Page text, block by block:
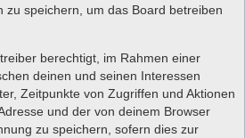
zu speichern, um das Board betreiben
berechtigt, im Rahmen einer
deinen und seinen Interessen
Zeitpunkte von Zugriffen und Aktionen
und der von deinem Browser
zu speichern, sofern dies zur